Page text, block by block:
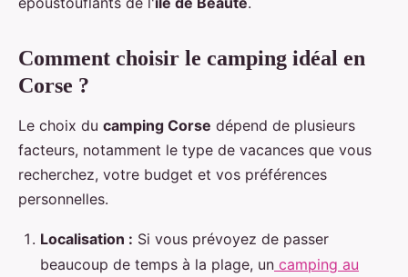
Comment choisir le camping idéal en
Corse ?
Le choix du camping Corse dépend de plusieurs
facteurs, notamment le type de vacances que vous
recherchez, votre budget et vos préférences
personnelles.
Localisation : Si vous prévoyez de passer
beaucoup de temps à la plage, un camping au